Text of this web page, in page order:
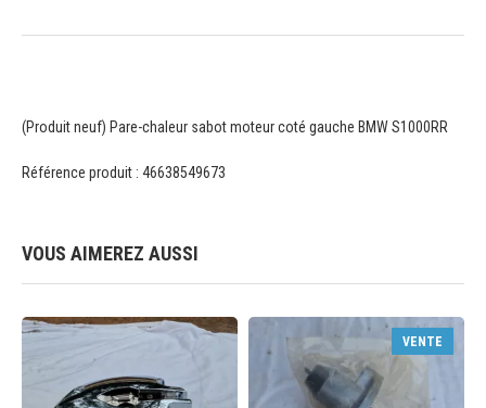
(Produit neuf) Pare-chaleur sabot moteur coté gauche BMW S1000RR
Référence produit : 46638549673
VOUS AIMEREZ AUSSI
VENTE